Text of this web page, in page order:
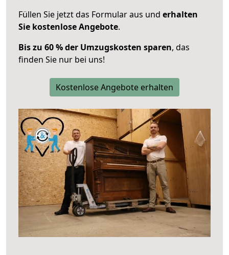
Füllen Sie jetzt das Formular aus und erhalten
Sie kostenlose Angebote.
Bis zu 60 % der Umzugskosten sparen, das
finden Sie nur bei uns!
Kostenlose Angebote erhalten